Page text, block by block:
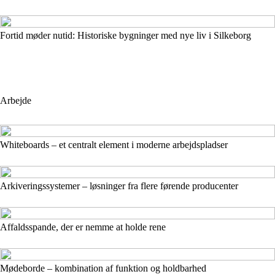
Fortid møder nutid: Historiske bygninger med nye liv i Silkeborg
Arbejde
Whiteboards – et centralt element i moderne arbejdspladser
Arkiveringssystemer – løsninger fra flere førende producenter
Affaldsspande, der er nemme at holde rene
Mødeborde – kombination af funktion og holdbarhed